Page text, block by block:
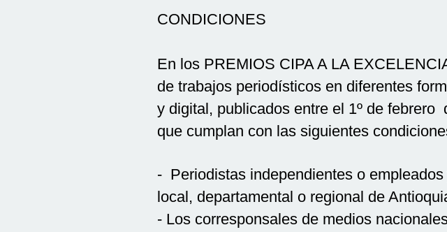
CONDICIONES
En los PREMIOS CIPA A LA
de trabajos periodísticos en diferentes
y digital, publicados entre el 1º de
que cumplan con las siguientes
- Periodistas independientes o
local, departamental o regional de
- Los corresponsales de medios